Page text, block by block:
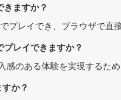
ますか？
プレイでき、ブラウザで直
レイできますか？
感のある体験を実現するた
か？